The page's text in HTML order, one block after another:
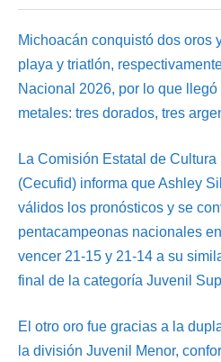
Michoacán conquistó dos oros
playa y triatlón,
Nacional 2026, por lo que
metales: tres dorados, tres
La Comisión Estatal de
(Cecufid) informa que Ashley
válidos los pronósticos y se
pentacampeonas nacionales
vencer 21-15 y 21-14 a su
final de la categoría Juvenil
El otro oro fue gracias a la
la división Juvenil Menor,